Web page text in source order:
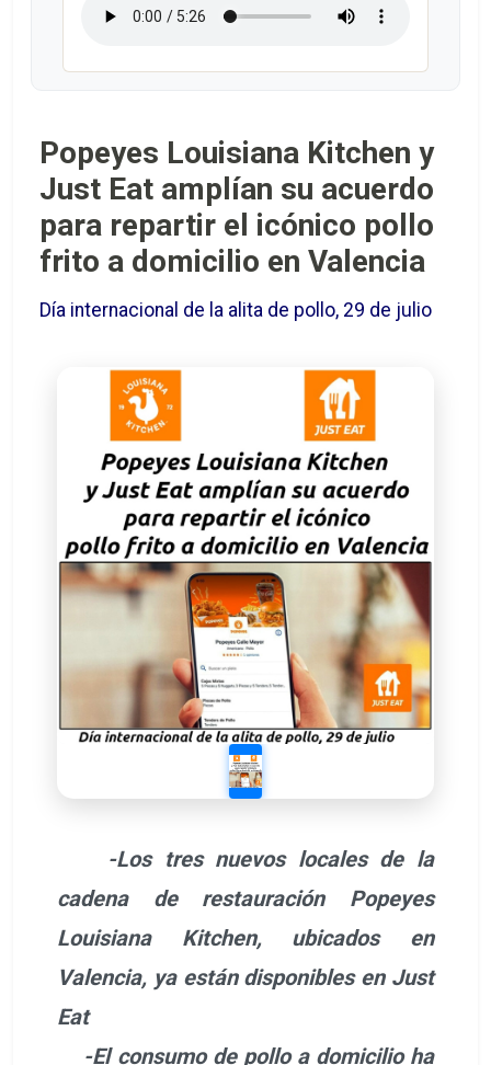
Popeyes Louisiana Kitchen y
Just Eat amplían su acuerdo
para repartir el icónico pollo
frito a domicilio en Valencia
Día internacional de la alita de pollo, 29 de julio
-Los tres nuevos locales de la
cadena de restauración Popeyes
Louisiana Kitchen, ubicados en
Valencia, ya están disponibles en Just
Eat
-El consumo de pollo a domicilio ha